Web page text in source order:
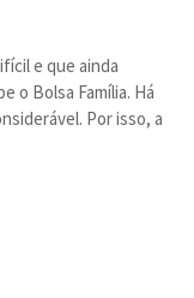
e que ainda
o Bolsa Família. Há
Por isso, a